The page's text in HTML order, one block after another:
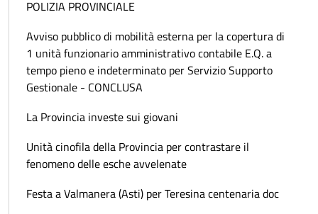
POLIZIA PROVINCIALE
Avviso pubblico di mobilità esterna per la copertura di
1 unità funzionario amministrativo contabile E.Q. a
tempo pieno e indeterminato per Servizio Supporto
Gestionale - CONCLUSA
La Provincia investe sui giovani
Unità cinofila della Provincia per contrastare il
fenomeno delle esche avvelenate
Festa a Valmanera (Asti) per Teresina centenaria doc